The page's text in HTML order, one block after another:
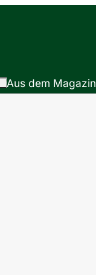
Aus dem Magazin